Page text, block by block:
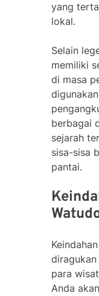
yang
lokal.
Selain
memiliki
di masa
berbagai
sejarah
sisa-sisa
pantai.
para
Anda